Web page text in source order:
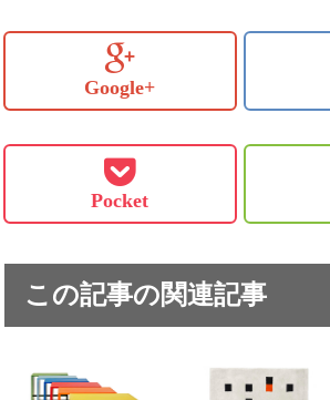
Google+
Pocket
この記事の関連記事